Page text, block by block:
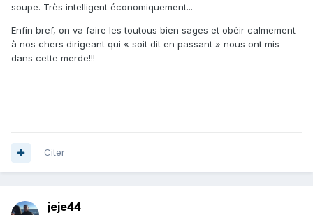
soupe. Très intelligent économiquement...
Enfin bref, on va faire les toutous bien sages et obéir calmement
à nos chers dirigeant qui « soit dit en passant » nous ont mis
dans cette merde!!!
Citer
jeje44